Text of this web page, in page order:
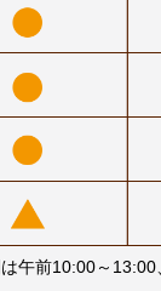
午前10:00～13:00